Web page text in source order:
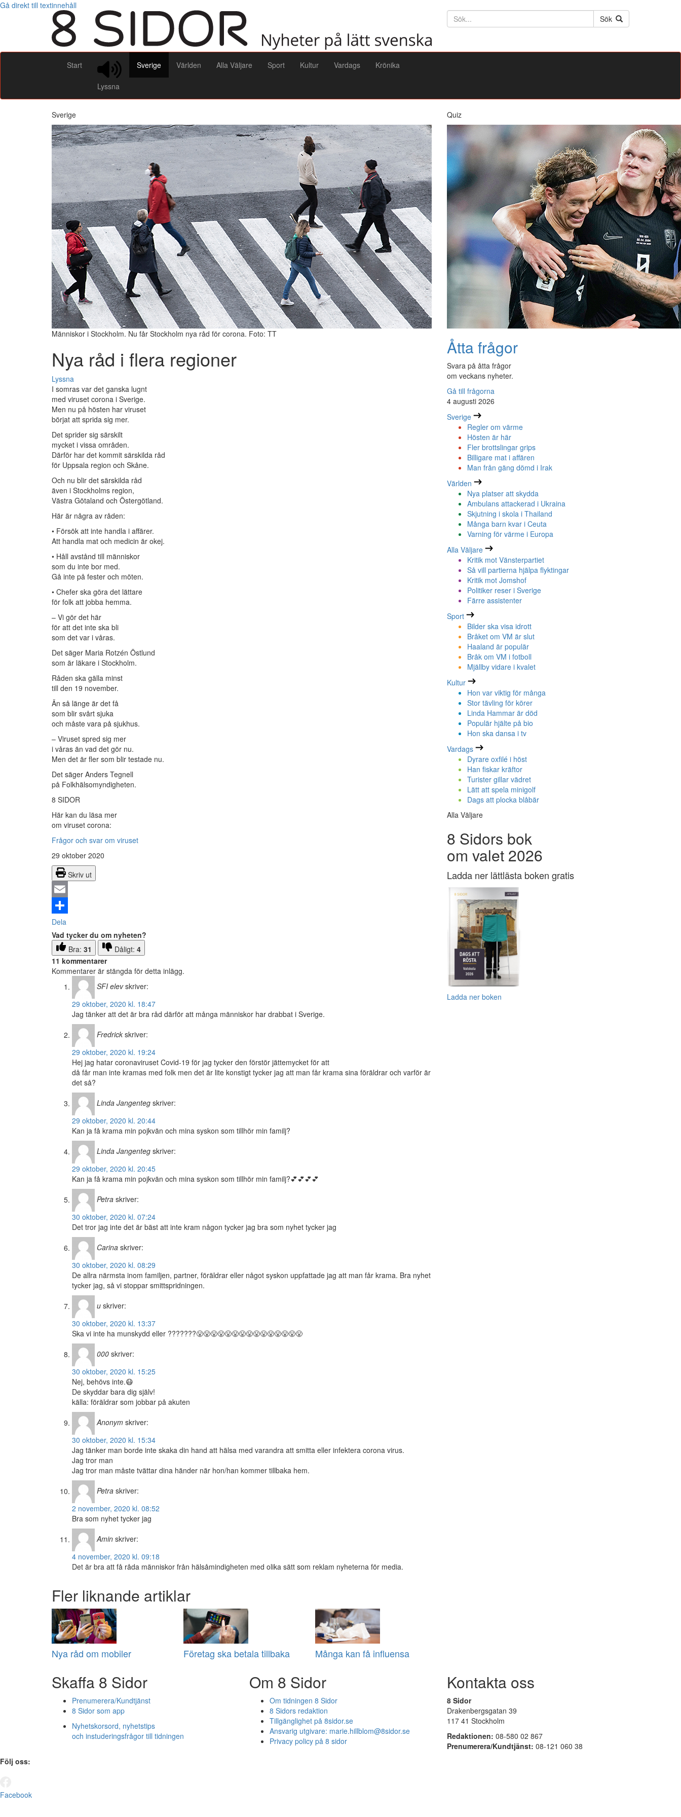
Gå direkt till textinnehåll
Söktext
Sök
Start
Lyssna
Sverige Världen Alla Väljare Sport Kultur Vardags Krönika
Sverige
Människor i Stockholm. Nu får Stockholm nya råd för corona. Foto: TT
Nya råd i flera regioner
Lyssna
I somras var det ganska lugnt
med viruset corona i Sverige.
Men nu på hösten har viruset
börjat att sprida sig mer.
Det sprider sig särskilt
mycket i vissa områden.
Därför har det kommit särskilda råd
för Uppsala region och Skåne.
Och nu blir det särskilda råd
även i Stockholms region,
Västra Götaland och Östergötland.
Här är några av råden:
• Försök att inte handla i affärer.
Att handla mat och medicin är okej.
• Håll avstånd till människor
som du inte bor med.
Gå inte på fester och möten.
• Chefer ska göra det lättare
för folk att jobba hemma.
– Vi gör det här
för att det inte ska bli
som det var i våras.
Det säger Maria Rotzén Östlund
som är läkare i Stockholm.
Råden ska gälla minst
till den 19 november.
Än så länge är det få
som blir svårt sjuka
och måste vara på sjukhus.
– Viruset spred sig mer
i våras än vad det gör nu.
Men det är fler som blir testade nu.
Det säger Anders Tegnell
på Folkhälsomyndigheten.
8 SIDOR
Här kan du läsa mer
om viruset corona:
Frågor och svar om viruset
29 oktober 2020
Skriv ut
Email
Dela
Vad tycker du om nyheten?
Bra: 31 Dåligt: 4
11 kommentarer
Kommentarer är stängda för detta inlägg.
SFI elev skriver:
29 oktober, 2020 kl. 18:47
Jag tänker att det är bra råd därför att många människor har drabbat i Sverige.
Fredrick skriver:
29 oktober, 2020 kl. 19:24
Hej jag hatar coronaviruset Covid-19 för jag tycker den förstör jättemycket för att
då får man inte kramas med folk men det är lite konstigt tycker jag att man får krama sina föräldrar och varför är
det så?
Linda Jangenteg skriver:
29 oktober, 2020 kl. 20:44
Kan ja få krama min pojkvän och mina syskon som tillhör min familj?
Linda Jangenteg skriver:
29 oktober, 2020 kl. 20:45
Kan ja få krama min pojkvän och mina syskon som tillhör min familj?💕💕💕💕
Petra skriver:
30 oktober, 2020 kl. 07:24
Det tror jag inte det är bäst att inte kram någon tycker jag bra som nyhet tycker jag
Carina skriver:
30 oktober, 2020 kl. 08:29
De allra närmsta inom familjen, partner, föräldrar eller något syskon uppfattade jag att man får krama. Bra nyhet
tycker jag, så vi stoppar smittspridningen.
u skriver:
30 oktober, 2020 kl. 13:37
Ska vi inte ha munskydd eller ???????😤😤😤😤😤😤😤😤😤😤😤😤😤😤😤
000 skriver:
30 oktober, 2020 kl. 15:25
Nej, behövs inte.😷
De skyddar bara dig själv!
källa: föräldrar som jobbar på akuten
Anonym skriver:
30 oktober, 2020 kl. 15:34
Jag tänker man borde inte skaka din hand att hälsa med varandra att smitta eller infektera corona virus.
Jag tror man
Jag tror man måste tvättar dina händer när hon/han kommer tillbaka hem.
Petra skriver:
2 november, 2020 kl. 08:52
Bra som nyhet tycker jag
Amin skriver:
4 november, 2020 kl. 09:18
Det är bra att få råda människor från hälsåmindigheten med olika sätt som reklam nyheterna för media.
Fler liknande artiklar
Nya råd om mobiler Företag ska betala tillbaka Många kan få influensa
Quiz
Åtta frågor
Svara på åtta frågor
om veckans nyheter.
Gå till frågorna
4 augusti 2026
Sverige
Regler om värme
Hösten är här
Fler brottslingar grips
Billigare mat i affären
Man från gäng dömd i Irak
Världen
Nya platser att skydda
Ambulans attackerad i Ukraina
Skjutning i skola i Thailand
Många barn kvar i Ceuta
Varning för värme i Europa
Alla Väljare
Kritik mot Vänsterpartiet
Så vill partierna hjälpa flyktingar
Kritik mot Jomshof
Politiker reser i Sverige
Färre assistenter
Sport
Bilder ska visa idrott
Bråket om VM är slut
Haaland är populär
Bråk om VM i fotboll
Mjällby vidare i kvalet
Kultur
Hon var viktig för många
Stor tävling för körer
Linda Hammar är död
Populär hjälte på bio
Hon ska dansa i tv
Vardags
Dyrare oxfilé i höst
Han fiskar kräftor
Turister gillar vädret
Lätt att spela minigolf
Dags att plocka blåbär
Alla Väljare
8 Sidors bok
om valet 2026
Ladda ner lättlästa boken gratis
Ladda ner boken
Skaffa 8 Sidor
Prenumerera/Kundtjänst
8 Sidor som app
Nyhetskorsord, nyhetstips
och instuderingsfrågor till tidningen
Om 8 Sidor
Om tidningen 8 Sidor
8 Sidors redaktion
Tillgänglighet på 8sidor.se
Ansvarig utgivare: marie.hillblom@8sidor.se
Privacy policy på 8 sidor
Kontakta oss
8 Sidor
Drakenbergsgatan 39
117 41 Stockholm
Redaktionen: 08-580 02 867
Prenumerera/Kundtjänst: 08-121 060 38
Följ oss:
Facebook